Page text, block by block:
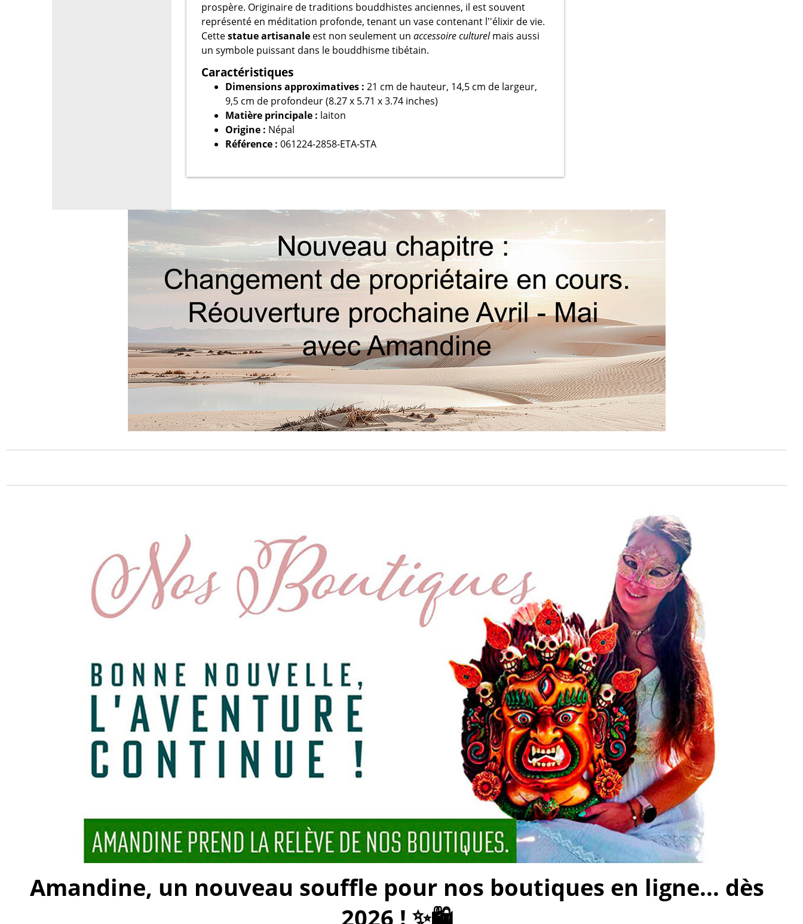
prospère. Originaire de traditions bouddhistes anciennes, il est souvent
représenté en méditation profonde, tenant un vase contenant l''élixir de vie.
Cettestatue artisanale est non seulement un accessoire culturelmais aussi
un symbole puissant dans le bouddhisme tibétain.
Caractéristiques
Dimensions approximatives : 21 cm de hauteur, 14,5 cm de largeur,
9,5 cm de profondeur (8.27 x 5.71 x 3.74 inches)
Matière principale : laiton
Origine : Népal
Référence : 061224-2858-ETA-STA
Amandine, un nouveau souffle pour nos boutiques en ligne... dès
2026 ! ✨🛍️